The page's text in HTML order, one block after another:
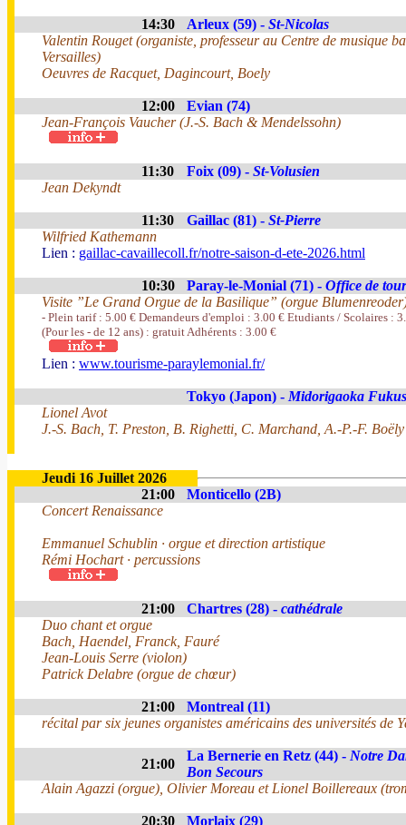
14:30 Arleux (59) - St-Nicolas
Valentin Rouget (organiste, professeur au Centre de musique
Versailles)
Oeuvres de Racquet, Dagincourt, Boely
12:00
Evian (74)
Jean-François Vaucher (J.-S. Bach & Mendelssohn)
11:30 Foix (09) - St-Volusien
Jean Dekyndt
11:30 Gaillac (81) - St-Pierre
Wilfried Kathemann
Lien : gaillac-cavaillecoll.fr/notre-saison-d-ete-2026.html
10:30 Paray-le-Monial (71) - Office de
Visite ”Le Grand Orgue de la Basilique” (orgue
- Plein tarif : 5.00 € Demandeurs d'emploi : 3.00 € Etudiants / Scolaires :
(Pour les - de 12 ans) : gratuit Adhérents : 3.00 €
Lien : www.tourisme-paraylemonial.fr/
Tokyo (Japon) - Midorigaoka
Lionel Avot
J.-S. Bach, T. Preston, B. Righetti, C. Marchand, A.-P.-F. Boëly
Jeudi 16 Juillet 2026
21:00
Monticello (2B)
Concert Renaissance
Emmanuel Schublin · orgue et direction artistique
Rémi Hochart · percussions
21:00 Chartres (28) - cathédrale
Duo chant et orgue
Bach, Haendel, Franck, Fauré
Jean-Louis Serre (violon)
Patrick Delabre (orgue de chœur)
21:00
Montreal (11)
récital par six jeunes organistes américains des universités de
21:00
La Bernerie en Retz (44) - Notre
Bon Secours
Alain Agazzi (orgue), Olivier Moreau et Lionel Boillereaux
20:30 Morlaix (29)